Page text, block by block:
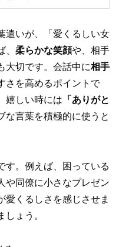
遣いが、「愛くるしい女
柔らかな笑顔や、相手
大切です。会話中に相手
さを高めるポイントで
嬉しい時には 「ありがと
な言葉を積極的に使うと
す。例えば、困っている
や同僚に小さなプレゼン
愛くるしさを感じさせま
ょう。